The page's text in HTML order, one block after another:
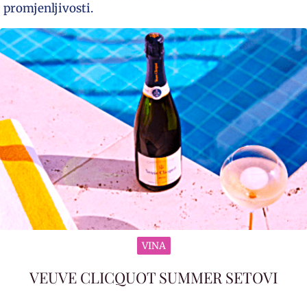
promjenljivosti.
VINA
VEUVE CLICQUOT SUMMER SETOVI